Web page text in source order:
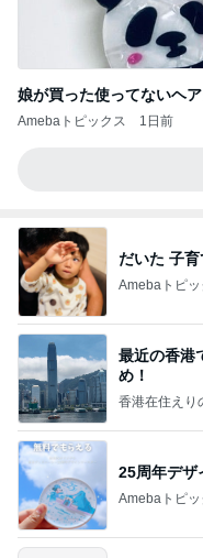
娘が買った使ってないヘ
Amebaトピックス 1日前
だいた 子
Amebaトピッ
最近の香港
め！
香港在住えり
25周年デザ
Amebaトピッ